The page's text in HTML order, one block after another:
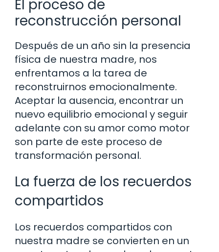
El proceso de
reconstrucción personal
Después de un año sin la presencia
física de nuestra madre, nos
enfrentamos a la tarea de
reconstruirnos emocionalmente.
Aceptar la ausencia, encontrar un
nuevo equilibrio emocional y seguir
adelante con su amor como motor
son parte de este proceso de
transformación personal.
La fuerza de los recuerdos
compartidos
Los recuerdos compartidos con
nuestra madre se convierten en un